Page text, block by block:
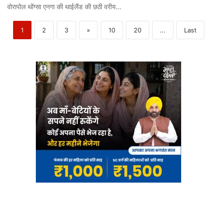
वोरापोल थोंग्सा एनगा की थाईलैंड की छठी वरीय…
1 2 3 » 10 20 ... Last